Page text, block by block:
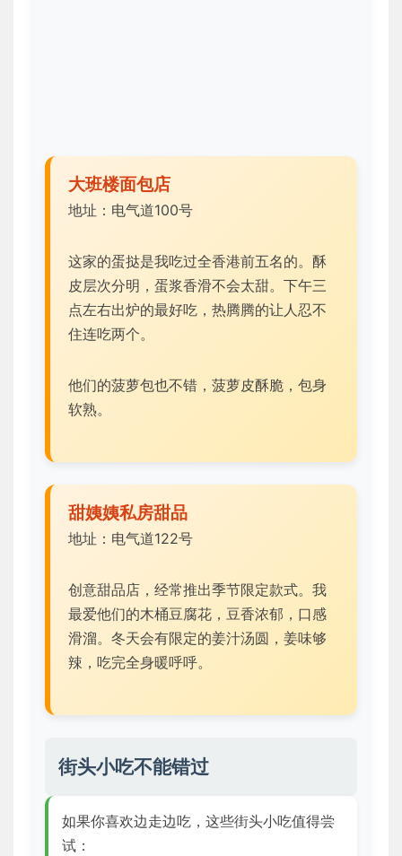
大班楼面包店
地址：电气道100号
这家的蛋挞是我吃过全香港前五名的。酥
皮层次分明，蛋浆香滑不会太甜。下午三
点左右出炉的最好吃，热腾腾的让人忍不
住连吃两个。
他们的菠萝包也不错，菠萝皮酥脆，包身
软熟。
甜姨姨私房甜品
地址：电气道122号
创意甜品店，经常推出季节限定款式。我
最爱他们的木桶豆腐花，豆香浓郁，口感
滑溜。冬天会有限定的姜汁汤圆，姜味够
辣，吃完全身暖呼呼。
街头小吃不能错过
如果你喜欢边走边吃，这些街头小吃值得尝
试：